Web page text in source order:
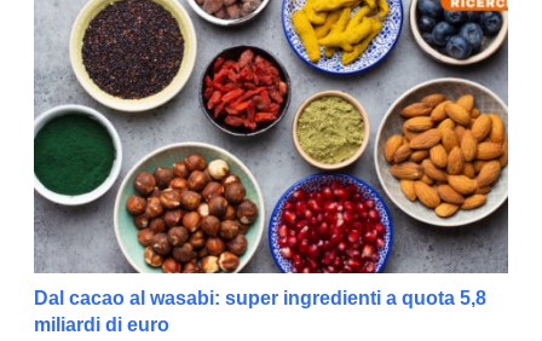
Dal cacao al wasabi: super ingredienti a quota 5,8
miliardi di euro